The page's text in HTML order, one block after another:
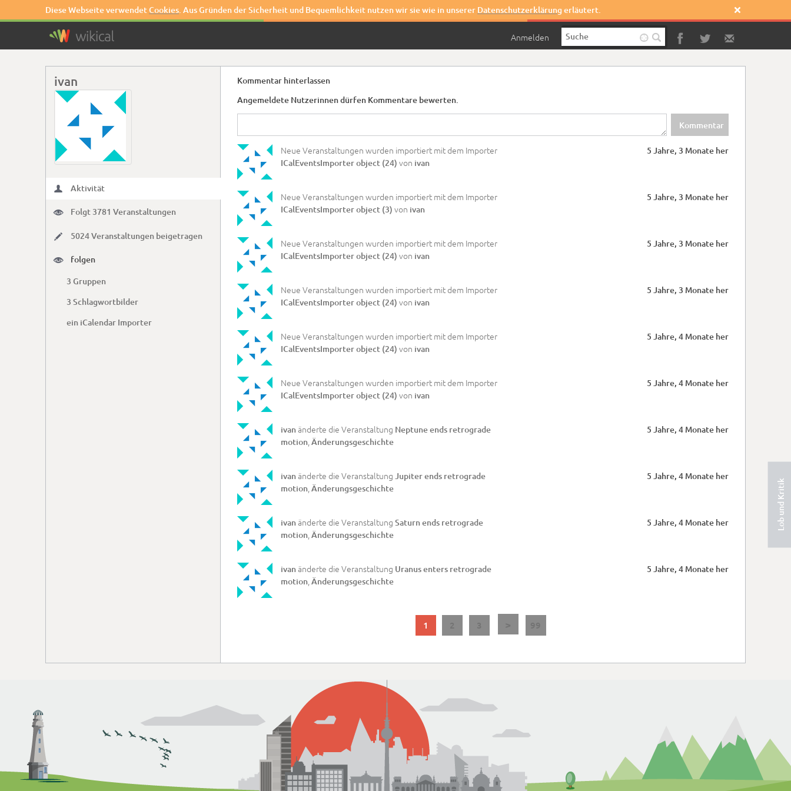
Lob und Kritik
Diese Webseite verwendetCookies. Aus Gründen der Sicherheit und Bequemlichkeit nutzen wir sie wie in unserer Datenschutzerklärung erläutert. 
Anmelden 
ivan
 Aktivität
 Folgt 3781 Veranstaltungen
✏ 5024 Veranstaltungen beigetragen

folgen
3 Gruppen
3 Schlagwortbilder
ein iCalendar Importer
Kommentar hinterlassen
Angemeldete Nutzerinnen dürfen Kommentare bewerten.
Neue Veranstaltungen wurden importiert mit dem Importer
ICalEventsImporter object (24) von ivan
5 Jahre, 3 Monate her
Neue Veranstaltungen wurden importiert mit dem Importer
ICalEventsImporter object (3) von ivan
5 Jahre, 3 Monate her
Neue Veranstaltungen wurden importiert mit dem Importer
ICalEventsImporter object (24) von ivan
5 Jahre, 3 Monate her
Neue Veranstaltungen wurden importiert mit dem Importer
ICalEventsImporter object (24) von ivan
5 Jahre, 3 Monate her
Neue Veranstaltungen wurden importiert mit dem Importer
ICalEventsImporter object (24) von ivan
5 Jahre, 4 Monate her
Neue Veranstaltungen wurden importiert mit dem Importer
ICalEventsImporter object (24) von ivan
5 Jahre, 4 Monate her
ivanänderte die Veranstaltung Neptune ends retrograde
motion,Änderungsgeschichte
5 Jahre, 4 Monate her
ivanänderte die Veranstaltung Jupiter ends retrograde
motion,Änderungsgeschichte
5 Jahre, 4 Monate her
ivanänderte die Veranstaltung Saturn ends retrograde
motion,Änderungsgeschichte
5 Jahre, 4 Monate her
ivanänderte die Veranstaltung Uranus enters retrograde
motion,Änderungsgeschichte
5 Jahre, 4 Monate her
1